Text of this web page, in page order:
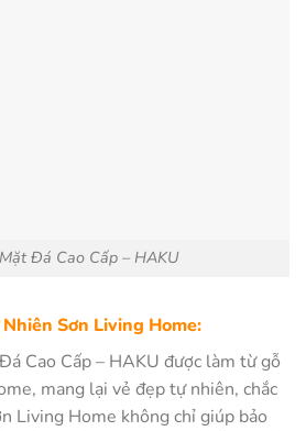
Đá Cao Cấp – HAKU
Sơn Living Home:
Cao Cấp – HAKU được làm từ gỗ
mang lại vẻ đẹp tự nhiên, chắc
Living Home không chỉ giúp bảo